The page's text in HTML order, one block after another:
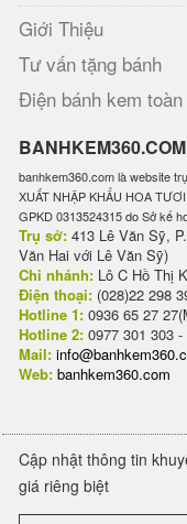
Giới Thiệu
Tư vấn tặng bánh
Điện bánh kem toàn
BANHKEM360.COM
banhkem360.com là website
XUẤT NHẬP KHẨU HOA
GPKD 0313524315 do Sở kế
Trụ sở: 413 Lê Văn Sỹ,
Văn Hai với Lê Văn Sỹ)
Chi nhánh: Lô C Hồ Thị
Điện thoại: (028)22 298
Hotline 1: 0936 65 27
Hotline 2: 0977 301 303
Mail:
Web: banhkem360.com
Cập nhật thông tin
giá riêng biệt